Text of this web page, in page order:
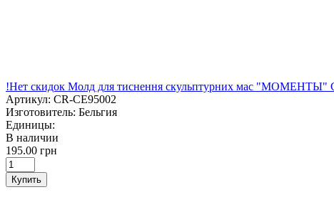
!Нет скидок Молд для тиснення скульптурних мас "МОМЕНТЫ"
Артикул: CR-CE95002
Изготовитель: Бельгия
Единицы:
В наличии
195.00 грн
Купить